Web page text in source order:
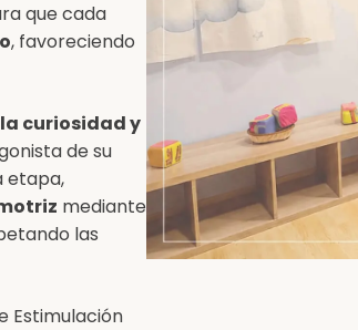
que cada
, favoreciendo
curiosidad y
de su
etapa,
mediante
las
Estimulación